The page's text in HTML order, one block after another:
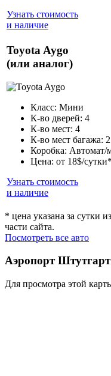
Узнать стоимость
и наличие
Toyota Aygo
(или аналог)
Класс: Мини
К-во дверей: 4
К-во мест: 4
К-во мест багажа: 2
Коробка: Автомат/
Цена: от 18$/сутки*
Узнать стоимость
и наличие
* цена указана за сутки
части сайта.
Посмотреть все авто
Аэропорт
Для просмотра этой